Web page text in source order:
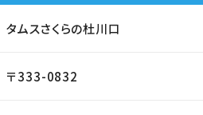
タムスさくらの杜川口
〒333-0832